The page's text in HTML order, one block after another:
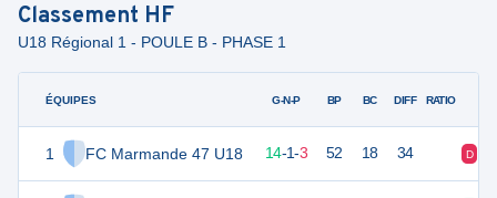
Classement HF
U18 Régional 1 - POULE B - PHASE 1
ÉQUIPES
1 FC Marmande 47 U18
G-N-P BP BC DIFF RATIO
43 18 14-1-3 52 18 34 D